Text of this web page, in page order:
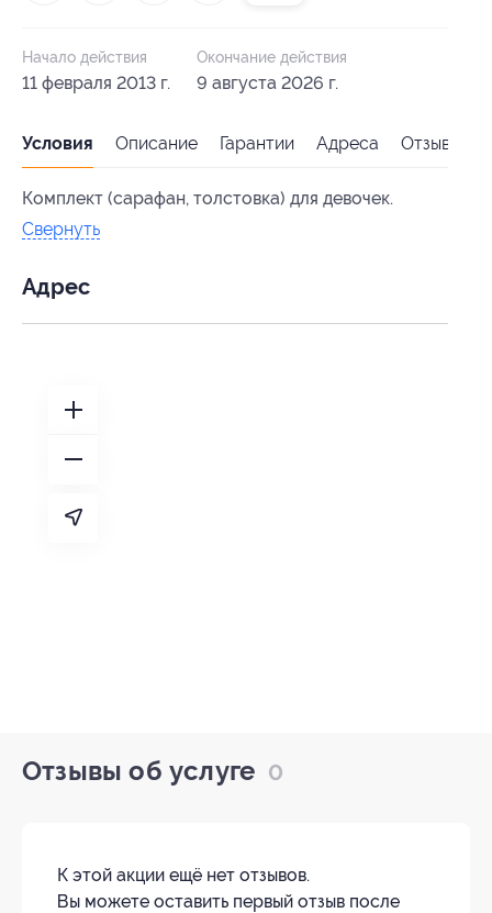
Начало действия
11 февраля 2013 г.
Окончание действия
9 августа 2026 г.
Условия Описание Гарантии Адреса Отзывы
Комплект (сарафан, толстовка) для девочек.
Свернуть
Адрес
Отзывы об услуге 0
К этой акции ещё нет отзывов.
Вы можете оставить первый отзыв после